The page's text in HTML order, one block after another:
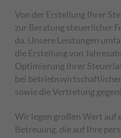
Von der Erstellung Ihrer
zur Beratung steuerlicher
da. Unsere Leistungen
die Erstellung von
Optimierung Ihrer
bei
sowie die Vertretung
Wir legen großen Wert auf
Betreuung, die auf Ihre